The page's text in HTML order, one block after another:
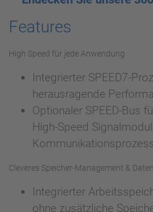
Features
High Speed für jede Anwendung
Integrierter SPEED7-
herausragende
Optionaler SPEED-Bus
High-Speed
Cleveres Speicher-Management &
Integrierter
ohne zusätzliche